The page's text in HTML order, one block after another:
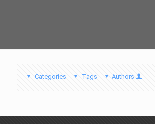
Categories Tags Authors